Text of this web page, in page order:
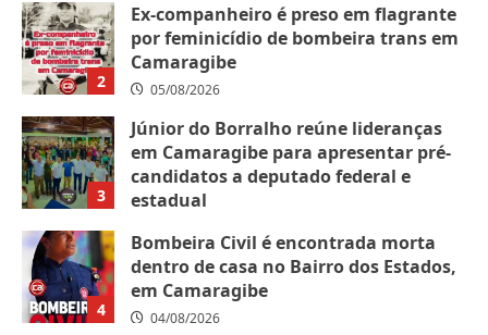
2
Ex-companheiro é preso em flagrante
por feminicídio de bombeira trans em
Camaragibe
05/08/2026
3
Júnior do Borralho reúne lideranças
em Camaragibe para apresentar pré-
candidatos a deputado federal e
estadual
4
Bombeira Civil é encontrada morta
dentro de casa no Bairro dos Estados,
em Camaragibe
04/08/2026